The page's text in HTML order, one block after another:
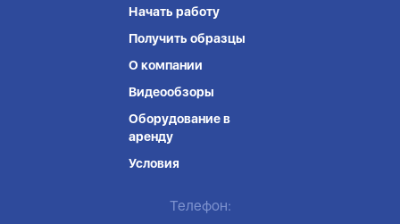
Начать работу
Получить образцы
О компании
Видеообзоры
Оборудование в
аренду
Условия
Телефон: